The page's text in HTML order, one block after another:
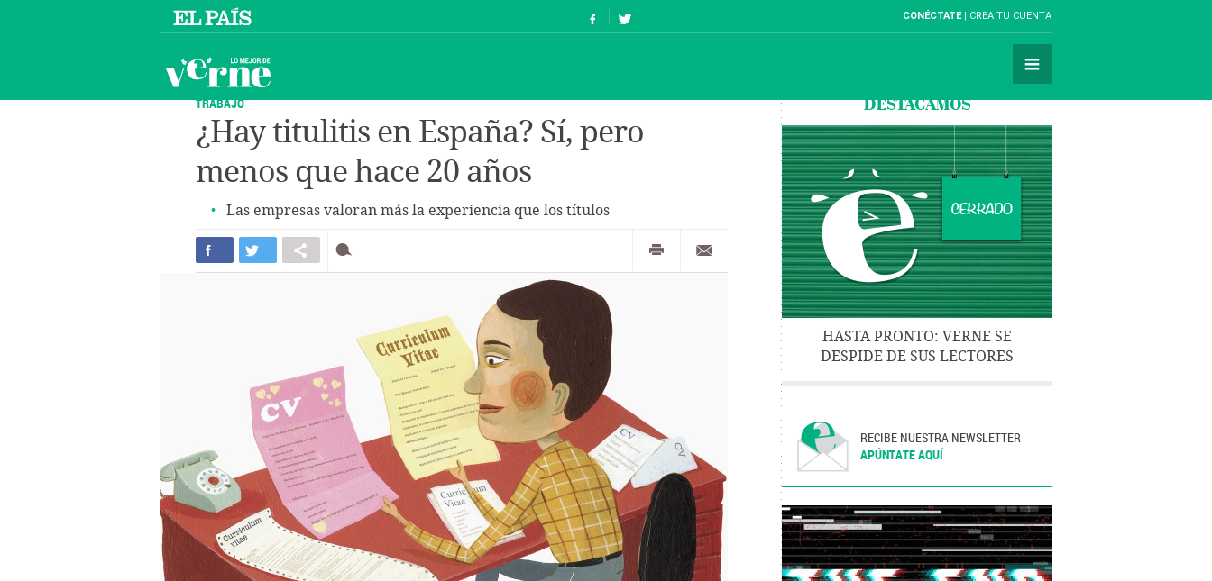
CONÉCTATE CREA TU CUENTA
TRABAJO
¿Hay titulitis en España? Sí, pero
menos que hace 20 años
Las empresas valoran más la experiencia que los títulos
DESTACAMOS
HASTA PRONTO: VERNE SE
DESPIDE DE SUS LECTORES
RECIBE NUESTRA NEWSLETTER
APÚNTATE AQUÍ